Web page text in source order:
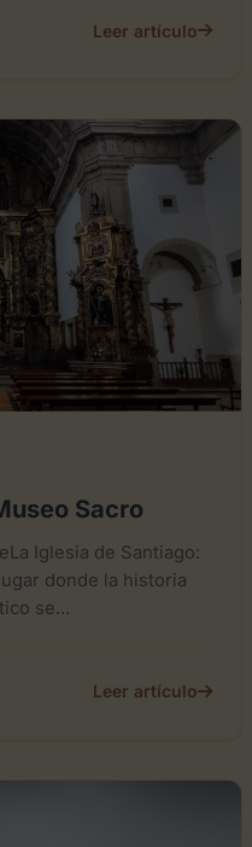
Leer artículo
Sacro
Iglesia de Santiago:
donde la historia
se...
Leer artículo